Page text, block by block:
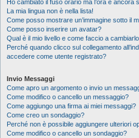
Ho cambiato il fuso orario ma l’ora è ancora
La mia lingua non è nella lista!
Come posso mostrare un’immagine sotto il
Come posso inserire un avatar?
Qual è il mio livello e come faccio a
Perché quando clicco sul collegamento
accedere come utente registrato?
Invio Messaggi
Come apro un argomento o invio un
Come modifico o cancello un messaggio?
Come aggiungo una firma ai miei messaggi?
Come creo un sondaggio?
Perché non è possibile aggiungere ulteriori
Come modifico o cancello un sondaggio?